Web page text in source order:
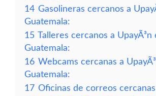
14 Gasolineras cercanos a
Guatemala:
15 Talleres cercanos a UpayÃ³n
Guatemala:
16 Webcams cercanas a
Guatemala:
17 Oficinas de correos cercanas